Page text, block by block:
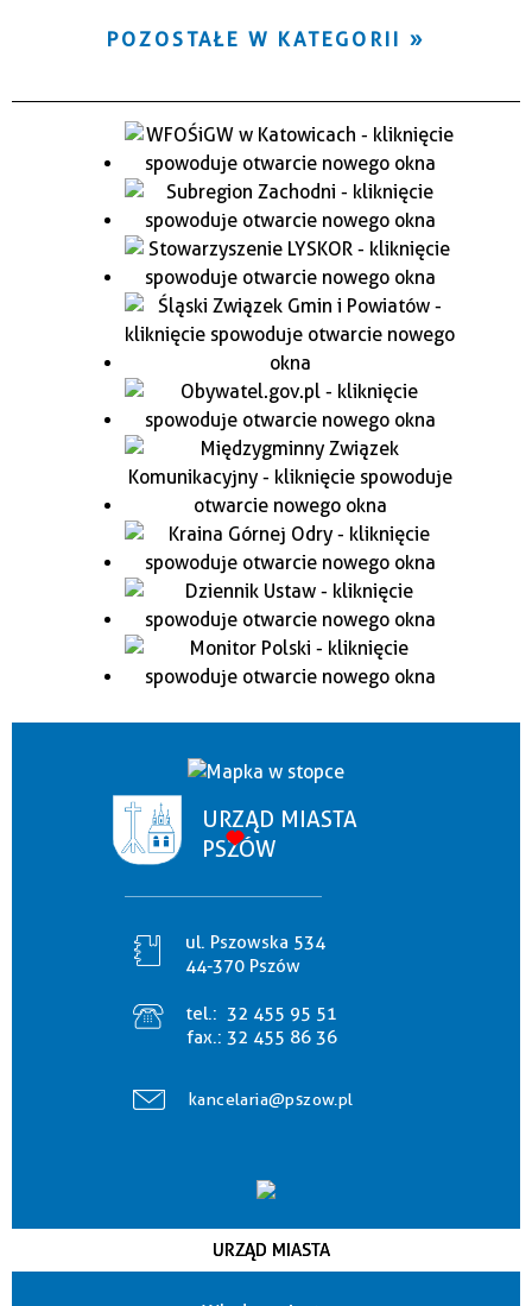
POZOSTAŁE W KATEGORII
URZĄD MIASTA
PSZÓW
ul. Pszowska 534
44-370 Pszów
tel.: 32 455 95 51
fax.: 32 455 86 36
kancelaria@pszow.pl
URZĄD MIASTA